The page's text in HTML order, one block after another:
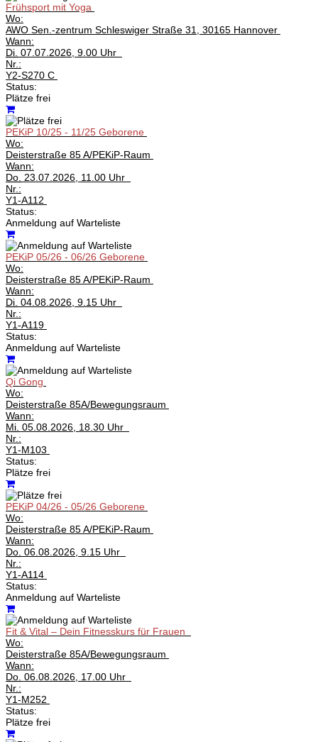
Frühsport mit Yoga
Wo:
AWO Sen.-zentrum Schleswiger Straße 31, 30165 Hannover
Wann:
Di. 07.07.2026, 9.00 Uhr
Nr.:
Y2-S270 C
Status:
Plätze frei
PEKiP 10/25 - 11/25 Geborene
Wo:
Deisterstraße 85 A/PEKiP-Raum
Wann:
Do. 23.07.2026, 11.00 Uhr
Nr.:
Y1-A112
Status:
Anmeldung auf Warteliste
PEKiP 05/26 - 06/26 Geborene
Wo:
Deisterstraße 85 A/PEKiP-Raum
Wann:
Di. 04.08.2026, 9.15 Uhr
Nr.:
Y1-A119
Status:
Anmeldung auf Warteliste
Qi Gong
Wo:
Deisterstraße 85A/Bewegungsraum
Wann:
Mi. 05.08.2026, 18.30 Uhr
Nr.:
Y1-M103
Status:
Plätze frei
PEKiP 04/26 - 05/26 Geborene
Wo:
Deisterstraße 85 A/PEKiP-Raum
Wann:
Do. 06.08.2026, 9.15 Uhr
Nr.:
Y1-A114
Status:
Anmeldung auf Warteliste
Fit & Vital – Dein Fitnesskurs für Frauen
Wo:
Deisterstraße 85A/Bewegungsraum
Wann:
Do. 06.08.2026, 17.00 Uhr
Nr.:
Y1-M252
Status:
Plätze frei